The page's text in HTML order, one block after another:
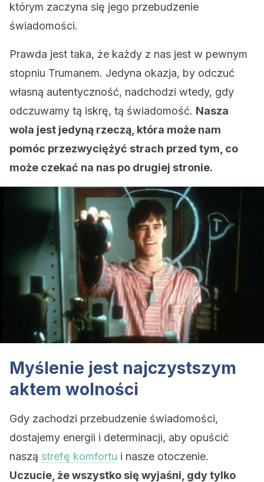
którym zaczyna się jego przebudzenie
świadomości.
Prawda jest taka, że każdy z nas jest w pewnym
stopniu Trumanem. Jedyna okazja, by odczuć
własną autentyczność, nadchodzi wtedy, gdy
odczuwamy tą iskrę, tą świadomość. Nasza
wola jest jedyną rzeczą, która może nam
pomóc przezwyciężyć strach przed tym, co
może czekać na nas po drugiej stronie.
Myślenie jest najczystszym
aktem wolności
Gdy zachodzi przebudzenie świadomości,
dostajemy energii i determinacji, aby opuścić
naszą strefę komfortu i nasze otoczenie.
Uczucie, że wszystko się wyjaśni, gdy tylko